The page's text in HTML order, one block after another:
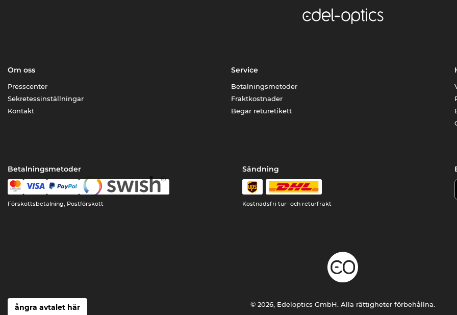
Om oss
Presscenter
Sekretessinställningar
Kontakt
Service
Betalningsmetoder
Fraktkostnader
Begär returetikett
Betalningsmetoder
Förskottsbetalning, Postförskott
Sändning
Kostnadsfri tur- och returfrakt
ångra avtalet här © 2026, Edeloptics GmbH. Alla rättigheter förbehållna.